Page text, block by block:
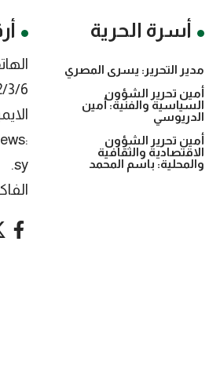
أسرة الحرية
مدير التحرير: يسرى المصري
أمين تحرير الشؤون
السياسية والفنية: أمين
الدريوسي
أمين تحرير الشؤون
الاقتصادية والثقافية
والمحلية: باسم المحمد
-011
.sy